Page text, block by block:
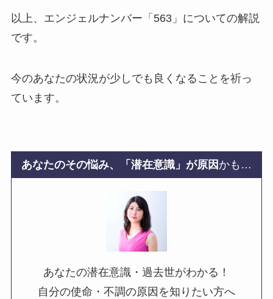
以上、エンジェルナンバー「563」についての解説
です。
今のあなたの状況が少しでも良くなることを祈っ
ています。
あなたのその悩み、「潜在意識」が原因 かも…
あなたの潜在意識・過去世がわかる！
自分の使命・不調の原因を知りたい方へ